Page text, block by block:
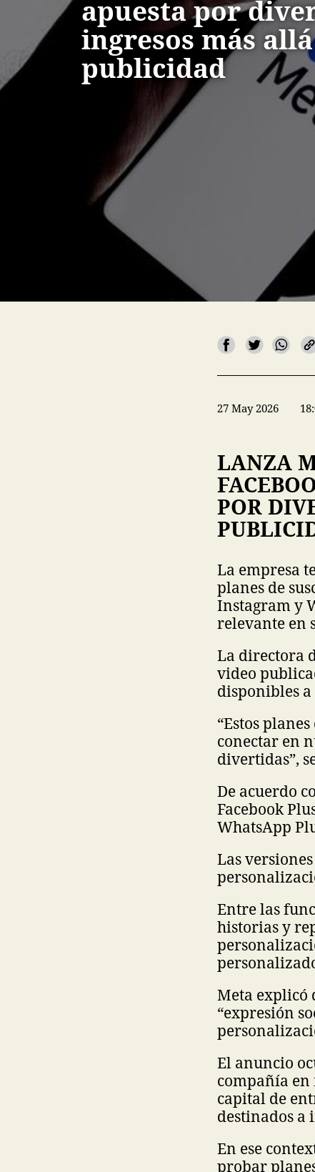
apuesta por
ingresos más
publicidad
27 May 2026
LANZA
POR
La empresa
planes de
Instagram y
relevante en
La directora
video
disponibles
“Estos
conectar en
divertidas”,
De acuerdo
Facebook
WhatsApp
Las
Entre las
historias y
Meta explicó
“expresión
El anuncio
compañía en
capital de
destinados a
En ese
probar